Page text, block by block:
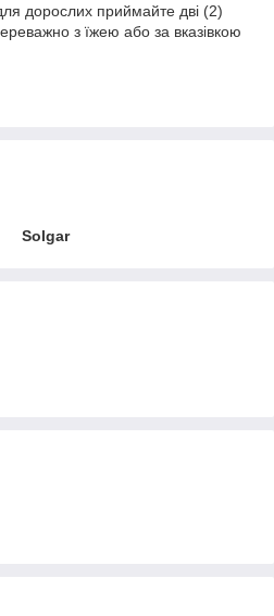
дорослих приймайте дві (2)
з їжею або за вказівкою
Solgar